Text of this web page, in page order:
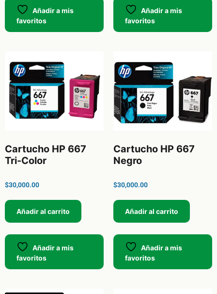
Añadir a mis
favoritos
Añadir a mis
favoritos
Cartucho HP 667
Tri-Color
$30,000.00
Añadir al carrito
Añadir a mis
favoritos
Cartucho HP 667
Negro
$30,000.00
Añadir al carrito
Añadir a mis
favoritos